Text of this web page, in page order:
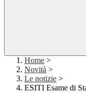
Home >
Novità >
Le notizie >
ESITI Esame di